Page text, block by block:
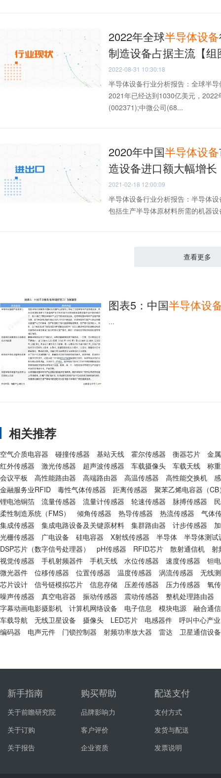
2022年全球半导体设备
制造设备占据主流【组
2022-08-31 10:30:18
半导体设备行业分析报告：全球半
2021年已经达到1030亿美元，
(002371);中微公司(68...
2020年中国半导体设备
造设备进口额大幅增长
2021-02-18 12:00:09
半导体设备行业分析报告：半导体
包括生产半导体原材料所需的机器
查看更多
图表5：中国半导体设
...
相关推荐
空气介质电容器 碰撞传感器 基站天线 霍尔传感器 衡器芯片
金
红外传感器
激光传感器 超声波传感器 车载摄像头 车载天线
称
会议平板
高性能路由器 高端路由器 高温传感器 高性能交换机
金融服务业RFID
毒性气体传感器 距离传感器
聚苯乙烯电容器（CB
锂电池铜箔
流量传感器 流量计传感器 轮速传感器 脉搏传感器
柔性制造系统（FMS）
倾角传感器 热导传感器 热流传感器
气体
集成传感器
集成电路设备及关键原材料 集群路由器 计步传感器
光栅传感器
广电设备 硅电容器 X射线传感器 半导体
半导体测试
DSP芯片（数字信号处理器）
pH传感器 RFID芯片 散射通信机
射
视觉传感器
手机射频器件 手机天线 水位传感器 速度传感器
钽
微光器件
位移传感器 位置传感器 温度传感器 涡流传感器
无线
芯片设计
信号链模拟芯片 信息存储 压差传感器 压力传感器
氧
噪声传感器
真空电容器 振动传感器 震动传感器
整机处理路由器
字幕动画电影摄影机
计算机网络设备 电子信息 模块电源
融合通
车载导航
无线卫星设备 摄像头 LED芯片 电感器件
呼叫中心产业
编码器
电声元件 门锁控制器 射频功率放大器 雷达 卫星通信设备
新手指南
关于前瞻研究院
关于订购
关于报告
购买帮助
品牌影响力
客户评价
企业资质
配送支付
支付方式
发货与配送
发票说明